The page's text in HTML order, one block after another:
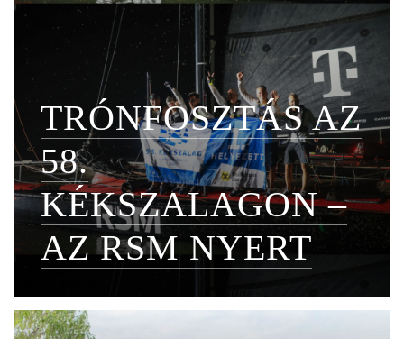
TRÓNFOSZTÁS AZ
58.
KÉKSZALAGON –
AZ RSM NYERT